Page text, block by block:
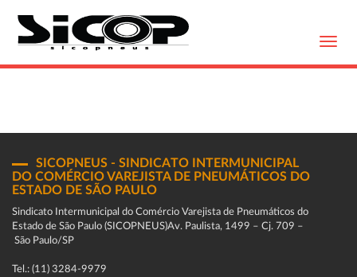
SICOPNEUS - SINDICATO INTERMUNICIPAL
DO COMÉRCIO VAREJISTA DE PNEUMÁTICOS DO
ESTADO DE SÃO PAULO
Sindicato Intermunicipal do Comércio Varejista de Pneumáticos do
Estado de São Paulo (SICOPNEUS)Av. Paulista, 1499 – Cj. 709 –
São Paulo/SP
Tel.: (11) 3284-9979